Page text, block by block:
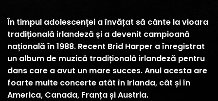
În timpul adolescenței a învățat să cânte la vioara
tradițională irlandeză și a devenit campioană
națională în 1988. Recent Brid Harper a înregistrat
un album de muzică tradițională irlandeză pentru
dans care a avut un mare succes. Anul acesta are
foarte multe concerte atât în Irlanda, cât și în
America, Canada, Franța și Austria.